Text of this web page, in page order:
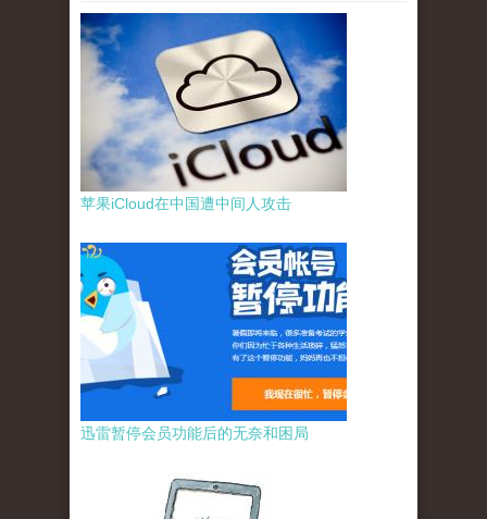
苹果iCloud在中国遭中间人攻击
迅雷暂停会员功能后的无奈和困局